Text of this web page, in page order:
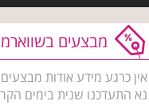
מבצעים
אין כרגע מידע אודות
נא התעדכנו שנית בימים